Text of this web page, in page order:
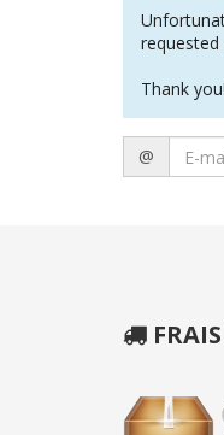
Thank you!
mail
@